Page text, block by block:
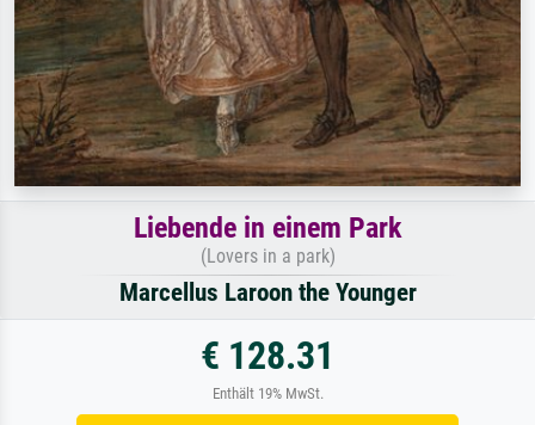
Liebende in einem Park
(Lovers in a park)
Marcellus Laroon the Younger
€ 128.31
Enthält 19% MwSt.